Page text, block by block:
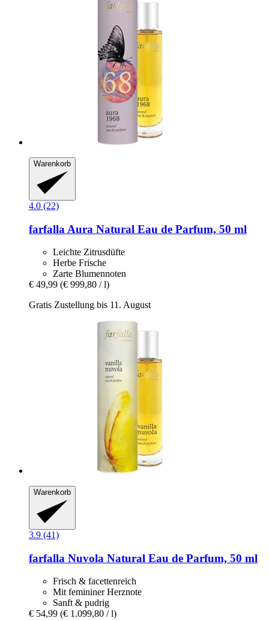
Warenkorb
4.0 (22)
farfalla Aura Natural Eau de Parfum, 50 ml
Leichte Zitrusdüfte
Herbe Frische
Zarte Blumennoten
€ 49,99 (€ 999,80 / l)
Gratis Zustellung bis 11. August
Warenkorb
3.9 (41)
farfalla Nuvola Natural Eau de Parfum, 50 ml
Frisch & facettenreich
Mit femininer Herznote
Sanft & pudrig
€ 54,99 (€ 1.099,80 / l)